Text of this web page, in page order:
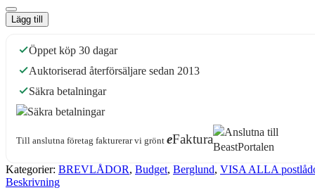
Lägg till
Öppet köp 30 dagar
Auktoriserad återförsäljare sedan 2013
Säkra betalningar
Till anslutna företag fakturerar vi grönt eFaktura
Kategorier: BREVLÅDOR, Budget, Berglund, VISA ALLA
Beskrivning